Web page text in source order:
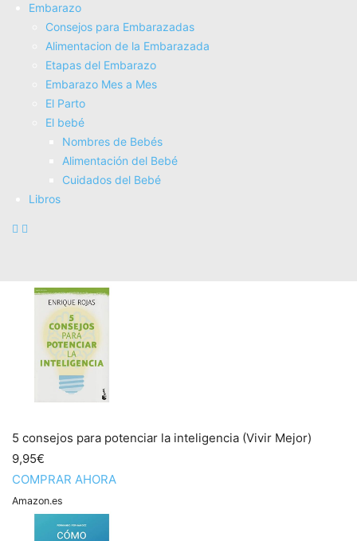
Embarazo
Consejos para Embarazadas
Alimentacion de la Embarazada
Etapas del Embarazo
Embarazo Mes a Mes
El Parto
El bebé
Nombres de Bebés
Alimentación del Bebé
Cuidados del Bebé
Libros
7,27€
5 consejos para potenciar la inteligencia (Vivir Mejor)
9,95€
COMPRAR AHORA
Amazon.es